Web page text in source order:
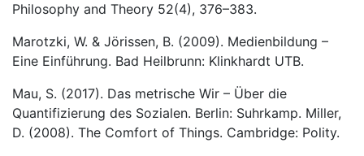
Philosophy and Theory 52(4), 376–383.
Marotzki, W. & Jörissen, B. (2009). Medienbildung –
Eine Einführung. Bad Heilbrunn: Klinkhardt UTB.
Mau, S. (2017). Das metrische Wir – Über die
Quantifizierung des Sozialen. Berlin: Suhrkamp. Miller,
D. (2008). The Comfort of Things. Cambridge: Polity.